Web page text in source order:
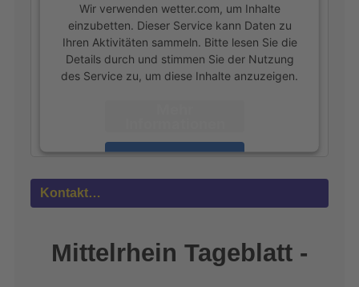
Wir verwenden wetter.com, um Inhalte
einzubetten. Dieser Service kann Daten zu
Ihren Aktivitäten sammeln. Bitte lesen Sie die
Details durch und stimmen Sie der Nutzung
des Service zu, um diese Inhalte anzuzeigen.
Akzeptieren
Kontakt…
Mittelrhein Tageblatt -